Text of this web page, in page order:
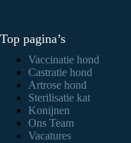
Top pagina’s
Vaccinatie hond
Castratie hond
Artrose hond
Sterilisatie kat
Konijnen
Ons Team
Vacatures